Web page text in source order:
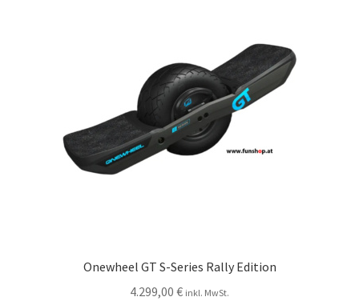
Onewheel GT S-Series Rally Edition
4.299,00 € inkl. MwSt.